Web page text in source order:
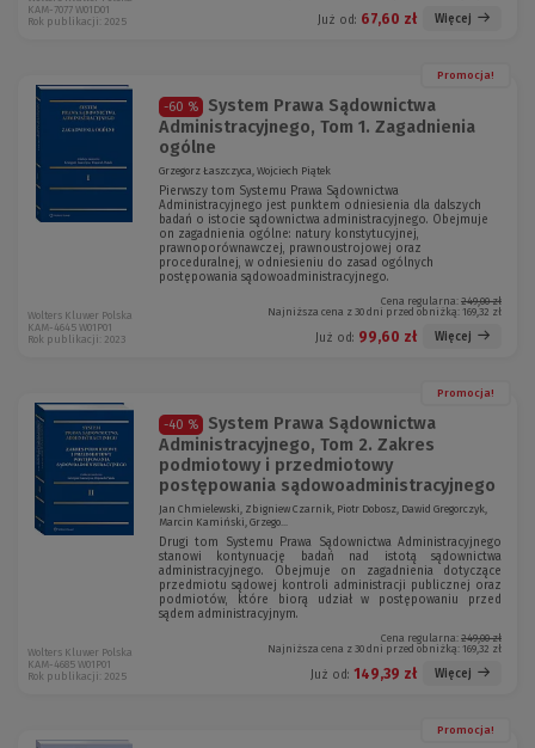
Już od: 67,60 zł Więcej
KAM-7077 W01D01
Rok publikacji: 2025
Promocja!
-60 %
System Prawa Sądownictwa
Administracyjnego, Tom 1. Zagadnienia
ogólne
Grzegorz Łaszczyca, Wojciech Piątek
Pierwszy tom Systemu Prawa Sądownictwa
Administracyjnego jest punktem odniesienia dla dalszych
badań o istocie sądownictwa administracyjnego. Obejmuje
on zagadnienia ogólne: natury konstytucyjnej,
prawnoporównawczej, prawnoustrojowej oraz
proceduralnej, w odniesieniu do zasad ogólnych
postępowania sądowoadministracyjnego.
Cena regularna: 249,00 zł
Najniższa cena z 30 dni przed obniżką: 169,32 zł
Już od: 99,60 zł Więcej
Wolters Kluwer Polska
KAM-4645 W01P01
Rok publikacji: 2023
Promocja!
-40 %
System Prawa Sądownictwa
Administracyjnego, Tom 2. Zakres
podmiotowy i przedmiotowy
postępowania sądowoadministracyjnego
Jan Chmielewski, Zbigniew Czarnik, Piotr Dobosz, Dawid Gregorczyk,
Marcin Kamiński, Grzego...
Drugi tom Systemu Prawa Sądownictwa Administracyjnego
stanowi kontynuację badań nad istotą sądownictwa
administracyjnego. Obejmuje on zagadnienia dotyczące
przedmiotu sądowej kontroli administracji publicznej oraz
podmiotów, które biorą udział w postępowaniu przed
sądem administracyjnym.
Cena regularna: 249,00 zł
Najniższa cena z 30 dni przed obniżką: 169,32 zł
Już od: 149,39 zł Więcej
Wolters Kluwer Polska
KAM-4685 W01P01
Rok publikacji: 2025
Promocja!